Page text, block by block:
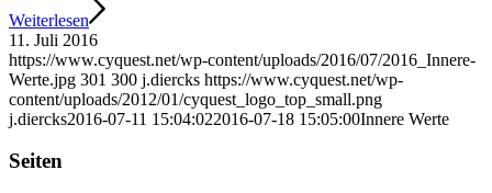
Weiterlesen
11. Juli 2016
https://www.cyquest.net/wp-content/uploads/2016/07/2016_Innere-
Werte.jpg 301 300 j.diercks https://www.cyquest.net/wp-
content/uploads/2012/01/cyquest_logo_top_small.png
j.diercks2016-07-11 15:04:022016-07-18 15:05:00Innere Werte
Seiten